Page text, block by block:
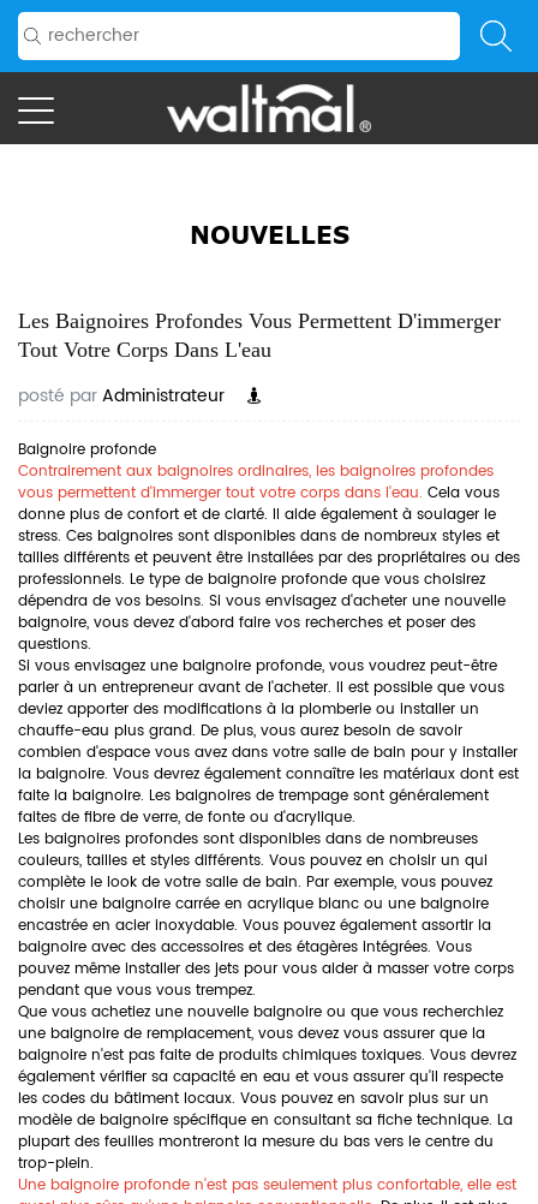
NOUVELLES
Les Baignoires Profondes Vous Permettent D'immerger
Tout Votre Corps Dans L'eau
posté parAdministrateur
Baignoire profonde
Contrairement aux baignoires ordinaires, les baignoires profondes
vous permettent d'immerger tout votre corps dans l'eau. Cela vous
donne plus de confort et de clarté. Il aide également à soulager le
stress. Ces baignoires sont disponibles dans de nombreux styles et
tailles différents et peuvent être installées par des propriétaires ou des
professionnels. Le type de baignoire profonde que vous choisirez
dépendra de vos besoins. Si vous envisagez d'acheter une nouvelle
baignoire, vous devez d'abord faire vos recherches et poser des
questions.
Si vous envisagez une baignoire profonde, vous voudrez peut-être
parler à un entrepreneur avant de l'acheter. Il est possible que vous
deviez apporter des modifications à la plomberie ou installer un
chauffe-eau plus grand. De plus, vous aurez besoin de savoir
combien d'espace vous avez dans votre salle de bain pour y installer
la baignoire. Vous devrez également connaître les matériaux dont est
faite la baignoire. Les baignoires de trempage sont généralement
faites de fibre de verre, de fonte ou d'acrylique.
Les baignoires profondes sont disponibles dans de nombreuses
couleurs, tailles et styles différents. Vous pouvez en choisir un qui
complète le look de votre salle de bain. Par exemple, vous pouvez
choisir une baignoire carrée en acrylique blanc ou une baignoire
encastrée en acier inoxydable. Vous pouvez également assortir la
baignoire avec des accessoires et des étagères intégrées. Vous
pouvez même installer des jets pour vous aider à masser votre corps
pendant que vous vous trempez.
Que vous achetiez une nouvelle baignoire ou que vous recherchiez
une baignoire de remplacement, vous devez vous assurer que la
baignoire n'est pas faite de produits chimiques toxiques. Vous devrez
également vérifier sa capacité en eau et vous assurer qu'il respecte
les codes du bâtiment locaux. Vous pouvez en savoir plus sur un
modèle de baignoire spécifique en consultant sa fiche technique. La
plupart des feuilles montreront la mesure du bas vers le centre du
trop-plein.
Une baignoire profonde n'est pas seulement plus confortable, elle est